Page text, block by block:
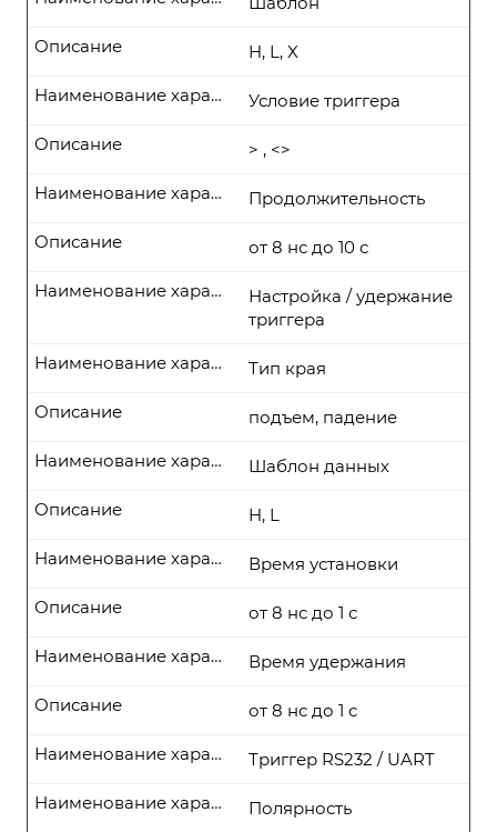
H, L, X
Описание
Условие триггера
Наименование характеристики
> , <>
Описание
Продолжительность
Наименование характеристики
от 8 нс до 10 с
Описание
Настройка / удержание
триггера
Наименование характеристики
Тип края
Наименование характеристики
подъем, падение
Описание
Шаблон данных
Наименование характеристики
H, L
Описание
Время установки
Наименование характеристики
от 8 нс до 1 с
Описание
Время удержания
Наименование характеристики
от 8 нс до 1 с
Описание
Триггер RS232 / UART
Наименование характеристики
Полярность
Наименование характеристики